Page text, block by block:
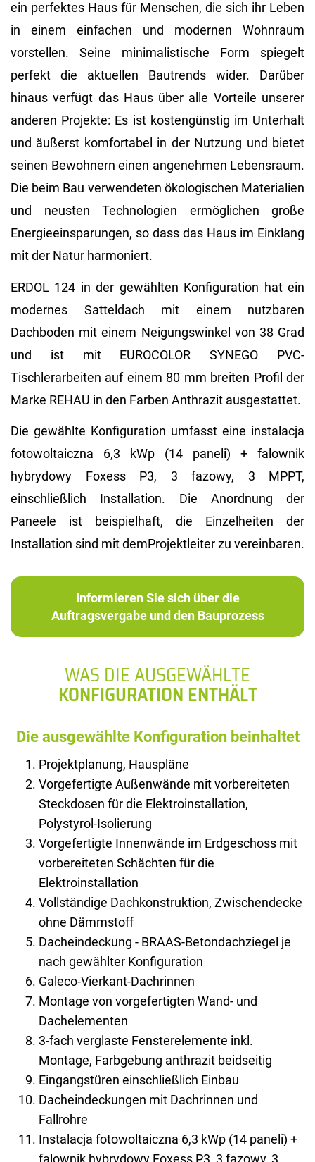
ein perfektes Haus für Menschen, die sich ihr Leben
in einem einfachen und modernen Wohnraum
vorstellen. Seine minimalistische Form spiegelt
perfekt die aktuellen Bautrends wider. Darüber
hinaus verfügt das Haus über alle Vorteile unserer
anderen Projekte: Es ist kostengünstig im Unterhalt
und äußerst komfortabel in der Nutzung und bietet
seinen Bewohnern einen angenehmen Lebensraum.
Die beim Bau verwendeten ökologischen Materialien
und neusten Technologien ermöglichen große
Energieeinsparungen, so dass das Haus im Einklang
mit der Natur harmoniert.
ERDOL 124 in der gewählten Konfiguration hat ein
modernes Satteldach mit einem nutzbaren
Dachboden mit einem Neigungswinkel von 38 Grad
und ist mit EUROCOLOR SYNEGO PVC-
Tischlerarbeiten auf einem 80 mm breiten Profil der
Marke REHAU in den Farben Anthrazit ausgestattet.
Die gewählte Konfiguration umfasst eine instalacja
fotowoltaiczna 6,3 kWp (14 paneli) + falownik
hybrydowy Foxess P3, 3 fazowy, 3 MPPT,
einschließlich Installation. Die Anordnung der
Paneele ist beispielhaft, die Einzelheiten der
Installation sind mit demProjektleiter zu vereinbaren.
Informieren Sie sich über die
Auftragsvergabe und den Bauprozess
WAS DIE AUSGEWÄHLTE
KONFIGURATION ENTHÄLT
Die ausgewählte Konfiguration beinhaltet
Projektplanung, Hauspläne
Vorgefertigte Außenwände mit vorbereiteten
Steckdosen für die Elektroinstallation,
Polystyrol-Isolierung
Vorgefertigte Innenwände im Erdgeschoss mit
vorbereiteten Schächten für die
Elektroinstallation
Vollständige Dachkonstruktion, Zwischendecke
ohne Dämmstoff
Dacheindeckung - BRAAS-Betondachziegel je
nach gewählter Konfiguration
Galeco-Vierkant-Dachrinnen
Montage von vorgefertigten Wand- und
Dachelementen
3-fach verglaste Fensterelemente inkl.
Montage, Farbgebung anthrazit beidseitig
Eingangstüren einschließlich Einbau
Dacheindeckungen mit Dachrinnen und
Fallrohre
Instalacja fotowoltaiczna 6,3 kWp (14 paneli) +
falownik hybrydowy Foxess P3, 3 fazowy, 3